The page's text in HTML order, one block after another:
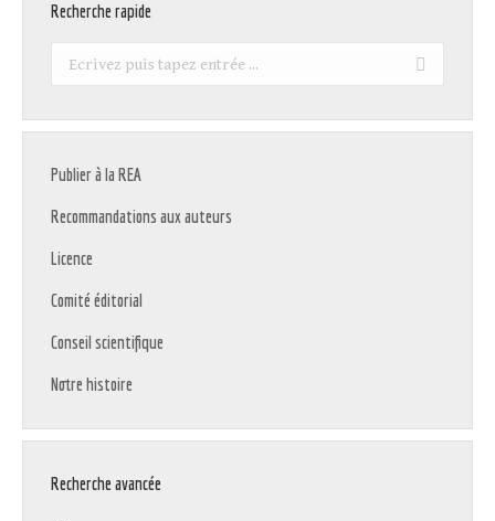
Recherche rapide
Recherche
Publier à la REA
Recommandations aux auteurs
Licence
Comité éditorial
Conseil scientifique
Notre histoire
Recherche avancée